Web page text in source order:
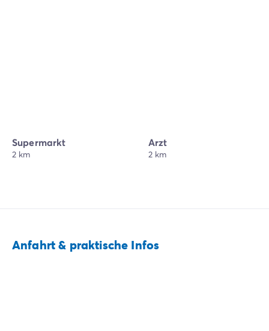
Supermarkt
2 km
Arzt
2 km
Anfahrt & praktische Infos